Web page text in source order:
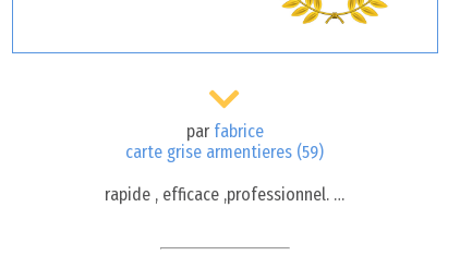
par fabrice
carte grise armentieres (59)
rapide , efficace ,professionnel. …